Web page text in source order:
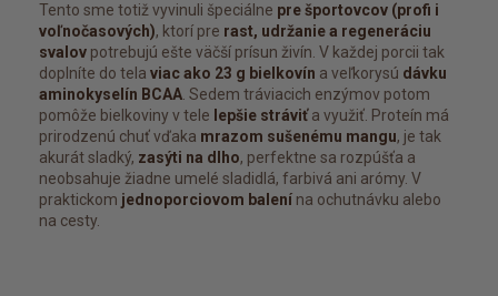
Tento sme totiž vyvinuli špeciálne pre športovcov (profi i
voľnočasových), ktorí pre rast, udržanie a regeneráciu
svalov potrebujú ešte väčší prísun živín. V každej porcii tak
doplníte do tela viac ako 23 g bielkovín a veľkorysú dávku
aminokyselín BCAA . Sedem tráviacich enzýmov potom
pomôže bielkoviny v tele lepšie stráviťa využiť. Proteín má
prirodzenú chuť vďaka mrazom sušenému mangu, je tak
akurát sladký, zasýti na dlho, perfektne sa rozpúšťa a
neobsahuje žiadne umelé sladidlá, farbivá ani arómy. V
praktickom jednoporciovom balení na ochutnávku alebo
na cesty.